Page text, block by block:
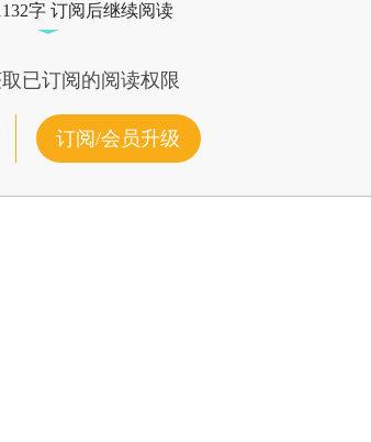
字 订阅后继续阅读
已订阅的阅读权限
订阅/会员升级